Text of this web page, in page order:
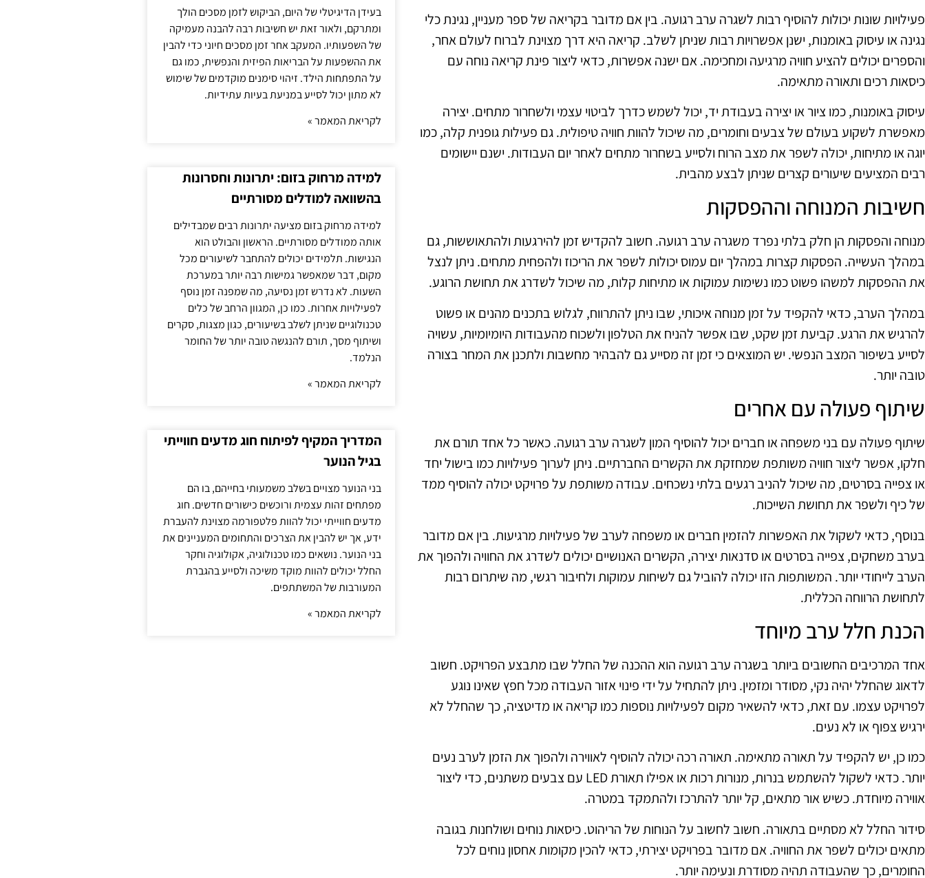
פעילויות שונות יכולות להוסיף רבות לשגרה ערב רגועה. בין אם מדובר בקריאה של ספר מעניין, נגינת כלי
נגינה או עיסוק באומנות, ישנן אפשרויות רבות שניתן לשלב. קריאה היא דרך מצוינת לברוח לעולם אחר,
והספרים יכולים להציע חוויה מרגיעה ומחכימה. אם ישנה אפשרות, כדאי ליצור פינת קריאה נוחה עם
כיסאות רכים ותאורה מתאימה.
עיסוק באומנות, כמו ציור או יצירה בעבודת יד, יכול לשמש כדרך לביטוי עצמי ולשחרור מתחים. יצירה
מאפשרת לשקוע בעולם של צבעים וחומרים, מה שיכול להוות חוויה טיפולית. גם פעילות גופנית קלה, כמו
יוגה או מתיחות, יכולה לשפר את מצב הרוח ולסייע בשחרור מתחים לאחר יום העבודות. ישנם יישומים
רבים המציעים שיעורים קצרים שניתן לבצע מהבית.
חשיבות המנוחה וההפסקות
מנוחה והפסקות הן חלק בלתי נפרד משגרה ערב רגועה. חשוב להקדיש זמן להירגעות ולהתאוששות, גם
במהלך העשייה. הפסקות קצרות במהלך יום עמוס יכולות לשפר את הריכוז ולהפחית מתחים. ניתן לנצל
את ההפסקות למשהו פשוט כמו נשימות עמוקות או מתיחות קלות, מה שיכול לשדרג את תחושת הרוגע.
במהלך הערב, כדאי להקפיד על זמן מנוחה איכותי, שבו ניתן להתרווח, לגלוש בתכנים מהנים או פשוט
להרגיש את הרגע. קביעת זמן שקט, שבו אפשר להניח את הטלפון ולשכוח מהעבודות היומיומיות, עשויה
לסייע בשיפור המצב הנפשי. יש המוצאים כי זמן זה מסייע גם להבהיר מחשבות ולתכנן את המחר בצורה
טובה יותר.
שיתוף פעולה עם אחרים
שיתוף פעולה עם בני משפחה או חברים יכול להוסיף המון לשגרה ערב רגועה. כאשר כל אחד תורם את
חלקו, אפשר ליצור חוויה משותפת שמחזקת את הקשרים החברתיים. ניתן לערוך פעילויות כמו בישול יחד
או צפייה בסרטים, מה שיכול להניב רגעים בלתי נשכחים. עבודה משותפת על פרויקט יכולה להוסיף ממד
של כיף ולשפר את תחושת השייכות.
בנוסף, כדאי לשקול את האפשרות להזמין חברים או משפחה לערב של פעילויות מרגיעות. בין אם מדובר
בערב משחקים, צפייה בסרטים או סדנאות יצירה, הקשרים האנושיים יכולים לשדרג את החוויה ולהפוך את
הערב לייחודי יותר. המשותפות הזו יכולה להוביל גם לשיחות עמוקות ולחיבור רגשי, מה שיתרום רבות
לתחושת הרווחה הכללית.
הכנת חלל ערב מיוחד
אחד המרכיבים החשובים ביותר בשגרה ערב רגועה הוא ההכנה של החלל שבו מתבצע הפרויקט. חשוב
לדאוג שהחלל יהיה נקי, מסודר ומזמין. ניתן להתחיל על ידי פינוי אזור העבודה מכל חפץ שאינו נוגע
לפרויקט עצמו. עם זאת, כדאי להשאיר מקום לפעילויות נוספות כמו קריאה או מדיטציה, כך שהחלל לא
ירגיש צפוף או לא נעים.
כמו כן, יש להקפיד על תאורה מתאימה. תאורה רכה יכולה להוסיף לאווירה ולהפוך את הזמן לערב נעים
יותר. כדאי לשקול להשתמש בנרות, מנורות רכות או אפילו תאורת LED עם צבעים משתנים, כדי ליצור
אווירה מיוחדת. כשיש אור מתאים, קל יותר להתרכז ולהתמקד במטרה.
סידור החלל לא מסתיים בתאורה. חשוב לחשוב על הנוחות של הריהוט. כיסאות נוחים ושולחנות בגובה
מתאים יכולים לשפר את החוויה. אם מדובר בפרויקט יצירתי, כדאי להכין מקומות אחסון נוחים לכל
החומרים, כך שהעבודה תהיה מסודרת ונעימה יותר.
בעידן הדיגיטלי של היום, הביקוש לזמן מסכים הולך
ומתרקם, ולאור זאת יש חשיבות רבה להבנה מעמיקה
של השפעותיו. המעקב אחר זמן מסכים חיוני כדי להבין
את ההשפעות על הבריאות הפיזית והנפשית, כמו גם
על התפתחות הילד. זיהוי סימנים מוקדמים של שימוש
לא מתון יכול לסייע במניעת בעיות עתידיות.
לקריאת המאמר »
למידה מרחוק בזום: יתרונות וחסרונות
בהשוואה למודלים מסורתיים
למידה מרחוק בזום מציעה יתרונות רבים שמבדילים
אותה ממודלים מסורתיים. הראשון והבולט הוא
הנגישות. תלמידים יכולים להתחבר לשיעורים מכל
מקום, דבר שמאפשר גמישות רבה יותר במערכת
השעות. לא נדרש זמן נסיעה, מה שמפנה זמן נוסף
לפעילויות אחרות. כמו כן, המגוון הרחב של כלים
טכנולוגיים שניתן לשלב בשיעורים, כגון מצגות, סקרים
ושיתוף מסך, תורם להנגשה טובה יותר של החומר
הנלמד.
לקריאת המאמר »
המדריך המקיף לפיתוח חוג מדעים חווייתי
בגיל הנוער
בני הנוער מצויים בשלב משמעותי בחייהם, בו הם
מפתחים זהות עצמית ורוכשים כישורים חדשים. חוג
מדעים חווייתי יכול להוות פלטפורמה מצוינת להעברת
ידע, אך יש להבין את הצרכים והתחומים המעניינים את
בני הנוער. נושאים כמו טכנולוגיה, אקולוגיה וחקר
החלל יכולים להוות מוקד משיכה ולסייע בהגברת
המעורבות של המשתתפים.
לקריאת המאמר »